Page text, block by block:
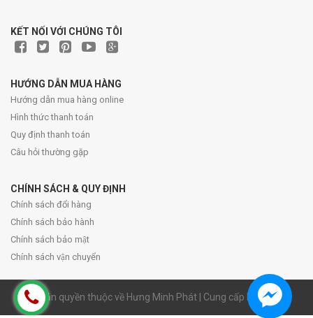
KẾT NỐI VỚI CHÚNG TÔI
HƯỚNG DẪN MUA HÀNG
Hướng dẫn mua hàng online
Hình thức thanh toán
Quy định thanh toán
Câu hỏi thường gặp
CHÍNH SÁCH & QUY ĐỊNH
Chính sách đổi hàng
Chính sách bảo hành
Chính sách bảo mật
Chính sách vận chuyển
© Bản quyền thuộc về Hưng Minh Phát | Cung cấp bởi Sapo